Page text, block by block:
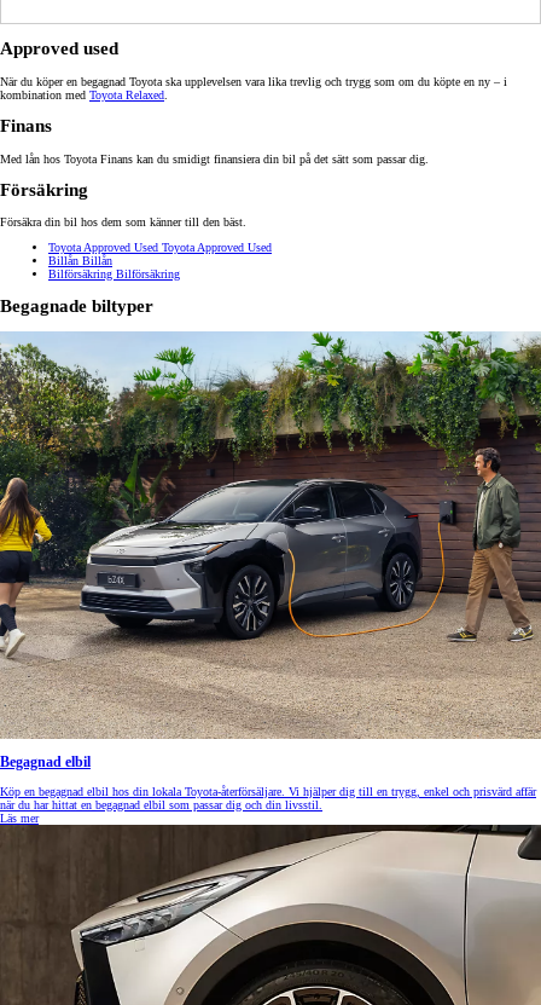
Approved used
När du köper en begagnad Toyota ska upplevelsen vara lika trevlig och trygg som om du köpte en ny – i
kombination med Toyota Relaxed
Finans
Med lån hos Toyota Finans kan du smidigt finansiera din bil på det sätt som passar dig.
Försäkring
Försäkra din bil hos dem som känner till den bäst.
Toyota Approved Used Toyota Approved Used
Billån Billån
Bilförsäkring Bilförsäkring
Begagnade biltyper
Begagnad elbil
Köp en begagnad elbil hos din lokala Toyota-återförsäljare. Vi hjälper dig till en trygg, enkel och prisvärd affär
när du har hittat en begagnad elbil som passar dig och din livsstil.
Läs mer